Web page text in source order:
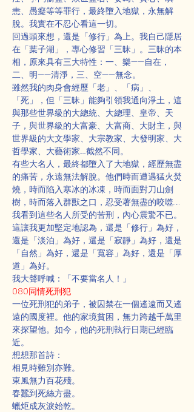
恚、愚癡等等罪行，最終墮入地獄，永無解
脫。我實在不忍心看這一切。
回過頭來想，還是「修行」為上。我自己隱居
在「葉子湖」，專心修習「三昧」。三昧的本
相，原來具有三大特性：一、樂——自在，
二、明——清淨，三、空——無念。
雖然我的肉身會經歷「老」、「病」、
「死」，但「三昧」能夠引領我通向淨土，這
與那些世界級的大總統、大總理、皇帝、天
子，與世界級的大富豪、大富商、大財主，與
世界級的大文學家、大宗教家、大發明家、大
哲學家、大藝術家……截然不同。
有些大名人，最終都墮入了大地獄，經歷無盡
的痛苦，永遠無法解脫。他們時而遭遇猛火焚
燒，時而陷入寒冰的冰凍，時而面對刀山劍
樹，時而落入群獸之口，忍受著無盡的咬噬……
我看到這些名人所受的苦刑，內心震驚不已。
這讓我更加堅定地認為，還是「修行」為好，
還是「淡泊」為好，還是「寂靜」為好，還是
「自然」為好，還是「寬容」為好，還是「厚
道」為好。
我大聲呼喊：「不要當名人！」
080同情死刑犯
一位死刑犯的弟子，被囚禁在一個遙遠而又遙
遠的國度裡。他的家境貧困，無力跨越千萬里
來探望他。如今，他的死刑執行日期已經臨
近。
想想那首詩：
相見時難別亦難。
東風無力百花殘。
春蠶到死絲方盡。
蠟炬成灰淚始乾。